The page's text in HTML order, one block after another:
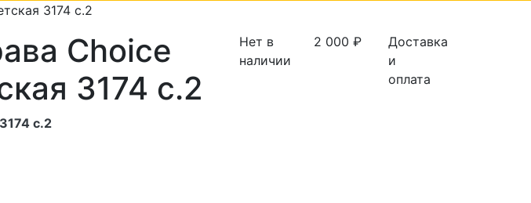
3174 с.2
Choice
3174 с.2
3174 с.2
Нет в
наличии
2 000 ₽
Доставка
и
оплата